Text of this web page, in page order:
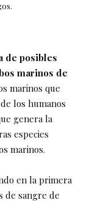
de posibles
marinos de
marinos que
los humanos
genera la
especies
marinos.
en la primera
de sangre de